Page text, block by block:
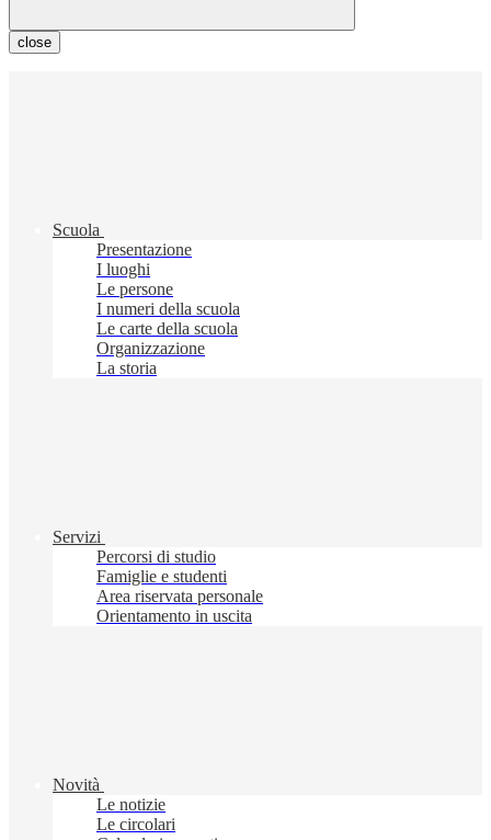
close
Scuola
Presentazione
I luoghi
Le persone
I numeri della scuola
Le carte della scuola
Organizzazione
La storia
Servizi
Percorsi di studio
Famiglie e studenti
Area riservata personale
Orientamento in uscita
Novità
Le notizie
Le circolari